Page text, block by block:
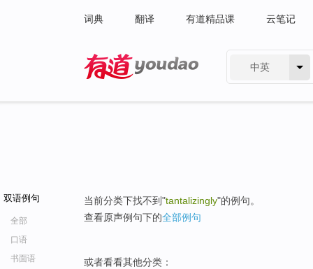
词典 翻译 有道精品课 云笔记
中英
双语例句
全部
口语
书面语
当前分类下找不到"tantalizingly"的例句。
查看原声例句下的全部例句
或者看看其他分类：